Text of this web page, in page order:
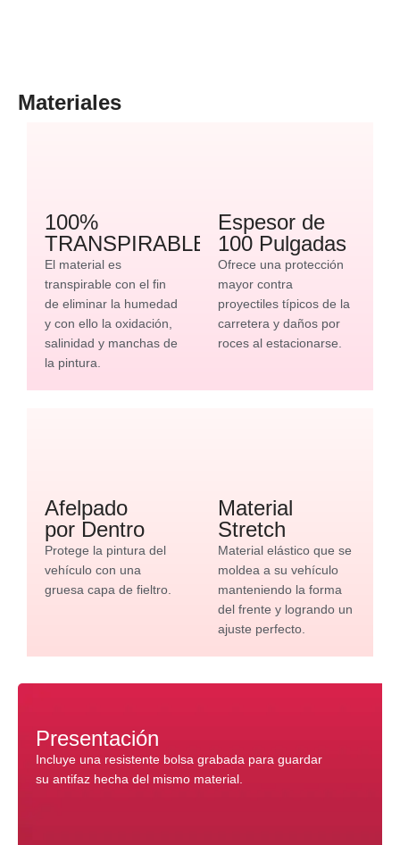
Materiales
100%
TRANSPIRABLE
El material es
transpirable con el fin
de eliminar la humedad
y con ello la oxidación,
salinidad y manchas de
la pintura.
Espesor de
100 Pulgadas
Ofrece una protección
mayor contra
proyectiles típicos de la
carretera y daños por
roces al estacionarse.
Afelpado
por Dentro
Protege la pintura del
vehículo con una
gruesa capa de fieltro.
Material
Stretch
Material elástico que se
moldea a su vehículo
manteniendo la forma
del frente y logrando un
ajuste perfecto.
Presentación
Incluye una resistente bolsa grabada para guardar
su antifaz hecha del mismo material.